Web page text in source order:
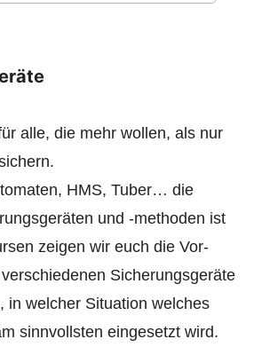
alle, die mehr wollen, als nur
HMS, Tuber… die
und -methoden ist
zeigen wir euch die Vor-
Sicherungsgeräte
in welcher Situation welches
sinnvollsten eingesetzt wird.